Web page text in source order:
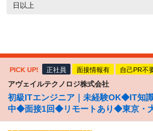
日以上
PICK UP! 正社員 面接情報有 自己PR不
アヴェイルテクノロジ株式会社
初級ITエンジニア｜未経験OK◆IT知
中◆面接1回◆リモートあり◆東京・